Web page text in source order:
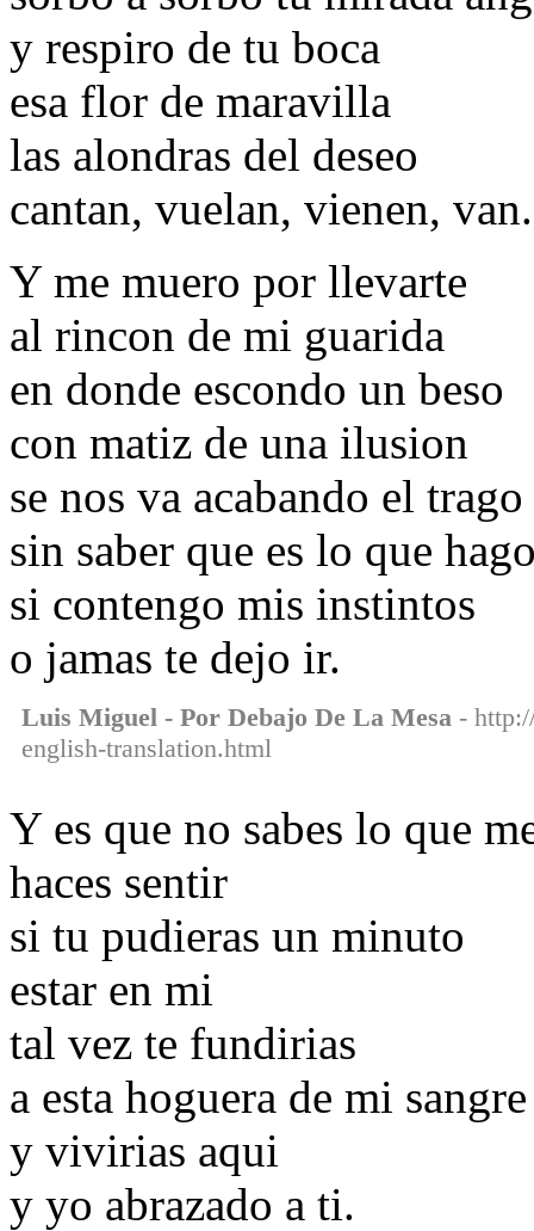
y respiro de tu boca
esa flor de maravilla
las alondras del deseo
cantan, vuelan, vienen, van.
Y me muero por llevarte
al rincon de mi guarida
en donde escondo un beso
con matiz de una ilusion
se nos va acabando el trago
sin saber que es lo que
si contengo mis instintos
o jamas te dejo ir.
Luis Miguel - Por Debajo De La Mesa -
english-translation.html
Y es que no sabes lo que
haces sentir
si tu pudieras un minuto
estar en mi
tal vez te fundirias
a esta hoguera de mi sangre
y vivirias aqui
y yo abrazado a ti.